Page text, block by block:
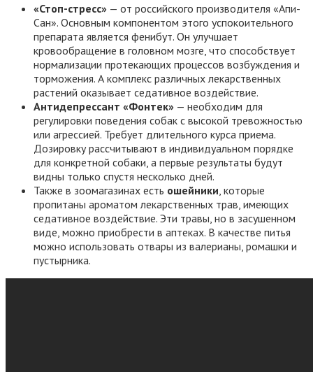
«Стоп-стресс» — от российского производителя «Апи-
Сан». Основным компонентом этого успокоительного
препарата является фенибут. Он улучшает
кровообращение в головном мозге, что способствует
нормализации протекающих процессов возбуждения и
торможения. А комплекс различных лекарственных
растений оказывает седативное воздействие.
Антидепрессант «Фонтек» — необходим для
регулировки поведения собак с высокой тревожностью
или агрессией. Требует длительного курса приема.
Дозировку рассчитывают в индивидуальном порядке
для конкретной собаки, а первые результаты будут
видны только спустя несколько дней.
Также в зоомагазинах есть ошейники , которые
пропитаны ароматом лекарственных трав, имеющих
седативное воздействие. Эти травы, но в засушенном
виде, можно приобрести в аптеках. В качестве питья
можно использовать отвары из валерианы, ромашки и
пустырника.